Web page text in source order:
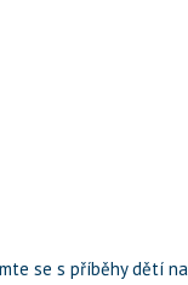
se s příběhy dětí na